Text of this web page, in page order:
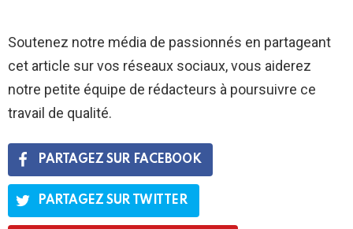
Soutenez notre média de passionnés en partageant
cet article sur vos réseaux sociaux, vous aiderez
notre petite équipe de rédacteurs à poursuivre ce
travail de qualité.
PARTAGEZ SUR FACEBOOK
PARTAGEZ SUR TWITTER